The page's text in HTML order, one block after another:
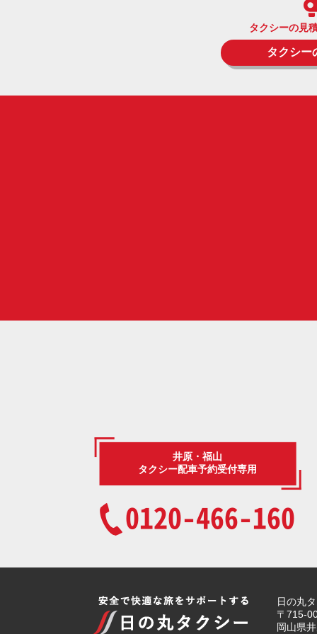
タクシーの見
タクシー
井原・福山
タクシー配車予約受付専用
0120-466-160
日の丸
〒715-
岡山県